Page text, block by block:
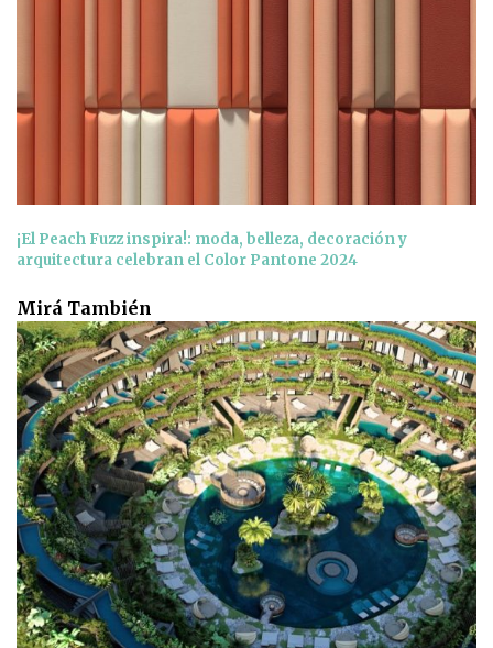
¡El Peach Fuzz inspira!: moda, belleza, decoración y
arquitectura celebran el Color Pantone 2024
Mirá También